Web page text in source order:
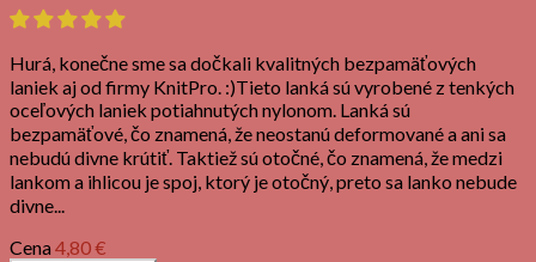
Hurá, konečne sme sa dočkali kvalitných bezpamäťových
laniek aj od firmy KnitPro. :)Tieto lanká sú vyrobené z tenkých
oceľových laniek potiahnutých nylonom. Lanká sú
bezpamäťové, čo znamená, že neostanú deformované a ani sa
nebudú divne krútiť. Taktiež sú otočné, čo znamená, že medzi
lankom a ihlicou je spoj, ktorý je otočný, preto sa lanko nebude
divne...
Cena4,80 €